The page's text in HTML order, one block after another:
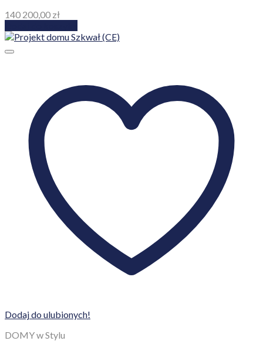
140 200,00 zł
Dodaj do ulubionych!
DOMY w Stylu